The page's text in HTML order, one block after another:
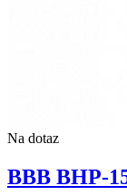
Na dotaz
BBB BHP-